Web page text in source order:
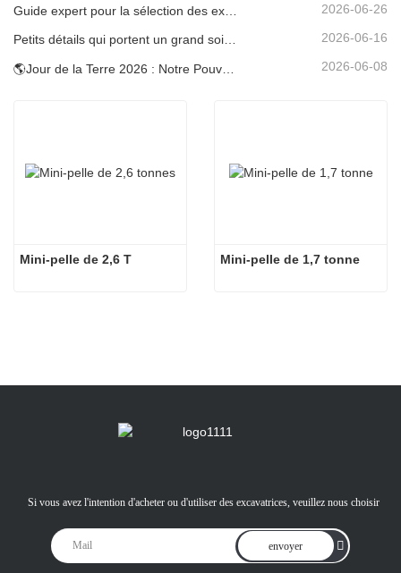
2026-06-26
Petits détails qui portent un grand soin : porte-gobelet soudé sur mesure pour mini-pelles 2026-06-16
2026-06-08
Mini-pelle de 2,6 T Mini-pelle de 1,7 tonne
Si vous avez l'intention d'acheter ou d'utiliser des excavatrices, veuillez nous choisir
envoyer